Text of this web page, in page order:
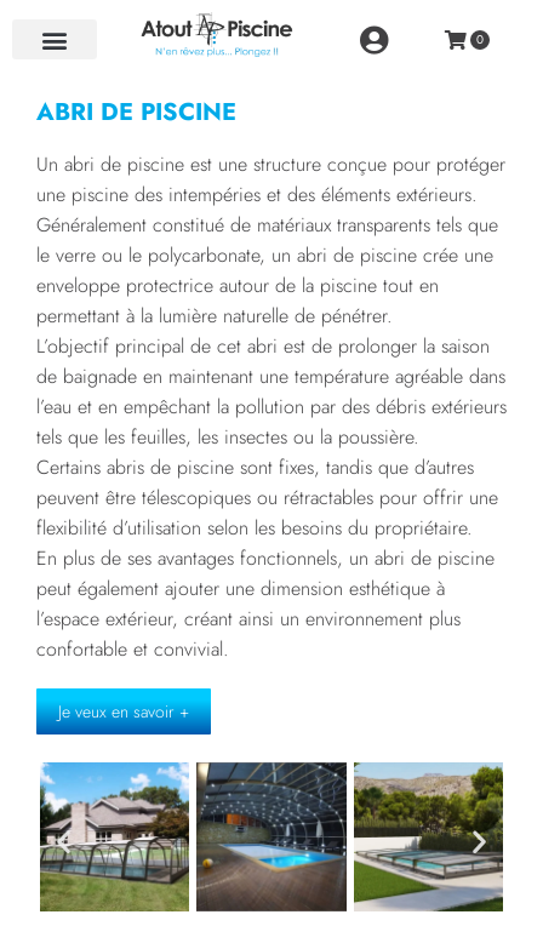
ABRI DE PISCINE
Un abri de piscine est une structure conçue pour protéger
une piscine des intempéries et des éléments extérieurs.
Généralement constitué de matériaux transparents tels que
le verre ou le polycarbonate, un abri de piscine crée une
enveloppe protectrice autour de la piscine tout en
permettant à la lumière naturelle de pénétrer.
L’objectif principal de cet abri est de prolonger la saison
de baignade en maintenant une température agréable dans
l’eau et en empêchant la pollution par des débris extérieurs
tels que les feuilles, les insectes ou la poussière.
Certains abris de piscine sont fixes, tandis que d’autres
peuvent être télescopiques ou rétractables pour offrir une
flexibilité d’utilisation selon les besoins du propriétaire.
En plus de ses avantages fonctionnels, un abri de piscine
peut également ajouter une dimension esthétique à
l’espace extérieur, créant ainsi un environnement plus
confortable et convivial.
Je veux en savoir +